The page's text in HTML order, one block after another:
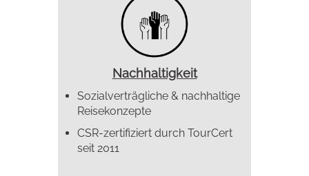
Nachhaltigkeit
Sozialverträgliche & nachhaltige
Reisekonzepte
CSR-zertifiziert durch TourCert
seit 2011